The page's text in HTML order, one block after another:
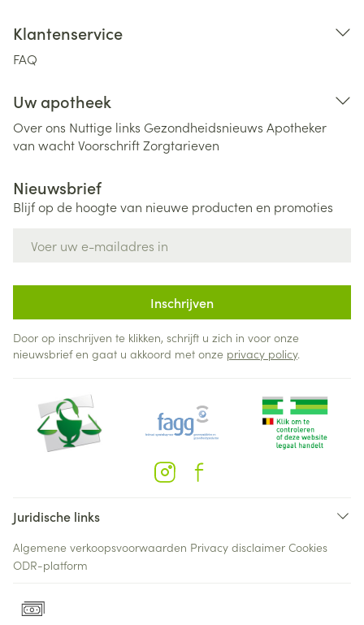
Klantenservice
FAQ
Uw apotheek
Over ons Nuttige links Gezondheidsnieuws Apotheker
van wachtVoorschriftZorgtarieven
Nieuwsbrief
Blijf op de hoogte van nieuwe producten en promoties
Inschrijven
Door op inschrijven te klikken, schrijft u zich in voor onze
nieuwsbrief en gaat u akkoord met onze privacy policy.
Juridische links
Algemene verkoopsvoorwaarden Privacy disclaimer Cookies
ODR-platform